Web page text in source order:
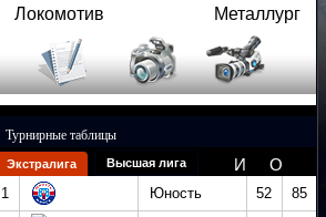
Локомотив Металлург
Турнирные таблицы
Экстралига Высшая лига И О
1 Юность 52 85